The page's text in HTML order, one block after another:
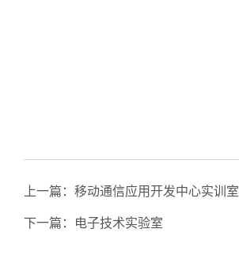
上一篇： 移动通信应用开发中心实训室
下一篇： 电子技术实验室